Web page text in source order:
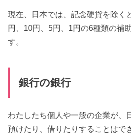
現在、日本では、記念硬貨を除く
円、10円、5円、1円の6種類の補
す。
銀行の銀行
わたしたち個人や一般の企業が、
預けたり、借りたりすることはで